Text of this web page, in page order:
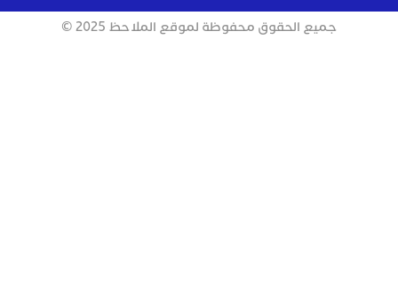
جميع الحقوق محفوظة لموقع الملاحظ 2025 ©